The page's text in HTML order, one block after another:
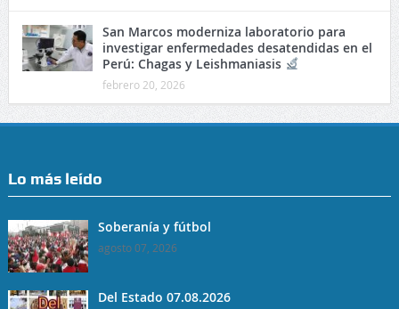
San Marcos moderniza laboratorio para
investigar enfermedades desatendidas en el
Perú: Chagas y Leishmaniasis
febrero 20, 2026
Lo más leído
Soberanía y fútbol
agosto 07, 2026
Del Estado 07.08.2026